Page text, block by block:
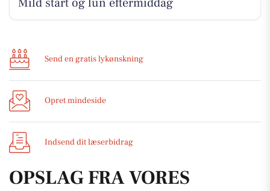
Send en gratis lykønskning
Opret mindeside
Indsend dit læserbidrag
OPSLAG FRA VORES